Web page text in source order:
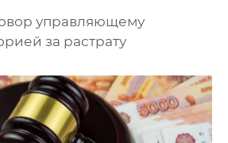
управляющему
за растрату